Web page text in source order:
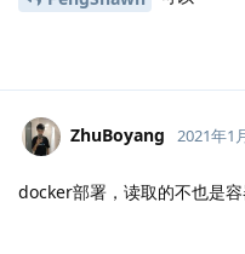
ZhuBoyang 2021年1
docker部署，读取的不也是